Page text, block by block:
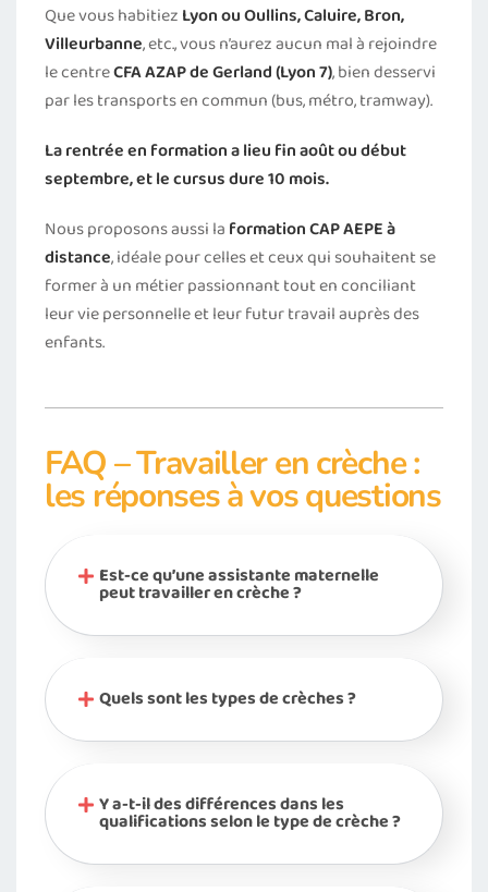
Que vous habitiez Lyon ou Oullins, Caluire, Bron,
Villeurbanne, etc., vous n’aurez aucun mal à rejoindre
le centreCFA AZAP de Gerland (Lyon 7), bien desservi
par les transports en commun (bus, métro, tramway).
La rentrée en formation a lieu fin août ou début
septembre, et le cursus dure 10 mois.
Nous proposons aussi la formation CAP AEPE à
distance, idéale pour celles et ceux qui souhaitent se
former à un métier passionnant tout en conciliant
leur vie personnelle et leur futur travail auprès des
enfants.
FAQ – Travailler en crèche :
les réponses à vos questions
Est-ce qu’une assistante maternelle
peut travailler en crèche ?
Quels sont les types de crèches ?
Y a-t-il des différences dans les
qualifications selon le type de crèche ?